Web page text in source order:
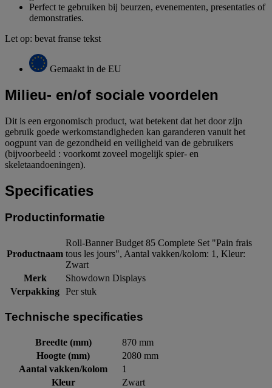
Perfect te gebruiken bij beurzen, evenementen, presentaties of
demonstraties.
Let op: bevat franse tekst
Gemaakt in de EU
Milieu- en/of sociale voordelen
Dit is een ergonomisch product, wat betekent dat het door zijn
gebruik goede werkomstandigheden kan garanderen vanuit het
oogpunt van de gezondheid en veiligheid van de gebruikers
(bijvoorbeeld : voorkomt zoveel mogelijk spier- en
skeletaandoeningen).
Specificaties
Productinformatie
Productnaam
Roll-Banner Budget 85 Complete Set "Pain frais
tous les jours", Aantal vakken/kolom: 1, Kleur:
Zwart
Merk
Showdown Displays
Verpakking Per stuk
Technische specificaties
Breedte (mm)
870 mm
Hoogte (mm)
2080 mm
Aantal vakken/kolom
1
Kleur
Zwart